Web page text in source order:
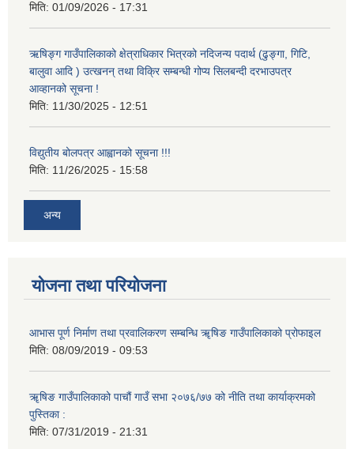
मिति: 01/09/2026 - 17:31
ऋषिङ्ग गाउँपालिकाको क्षेत्राधिकार भित्रको नदिजन्य पदार्थ (ढुङ्गा, गिटि,
बालुवा आदि ) उत्खनन् तथा विक्रि सम्बन्धी गोप्य सिलबन्दी दरभाउपत्र
आव्हानको सूचना !
मिति: 11/30/2025 - 12:51
विद्युतीय बोलपत्र आह्वानको सूचना !!!
मिति: 11/26/2025 - 15:58
अन्य
योजना तथा परियोजना
आभास पूर्ण निर्माण तथा प्रवालिकरण सम्बन्धि ॠषिङ गाउँपालिकाको प्रोफाइल
मिति: 08/09/2019 - 09:53
ॠषिङ गाउँपालिकाको पाचौं गाउँ सभा २०७६/७७ को नीति तथा कार्याक्रमको
पुस्तिका :
मिति: 07/31/2019 - 21:31